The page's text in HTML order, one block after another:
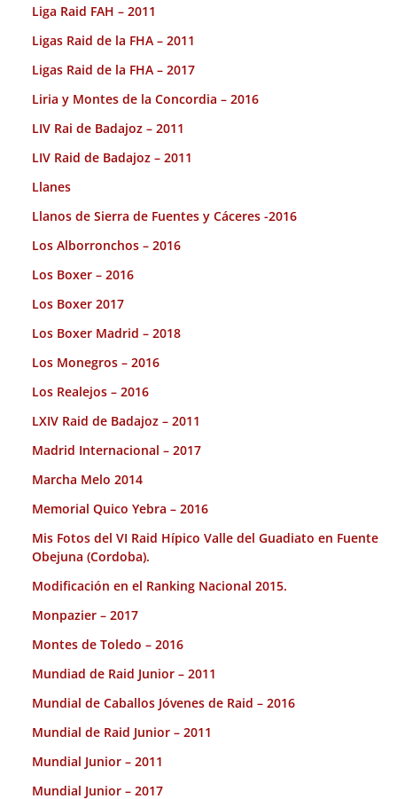
Liga Raid FAH – 2011
Ligas Raid de la FHA – 2011
Ligas Raid de la FHA – 2017
Liria y Montes de la Concordia – 2016
LIV Rai de Badajoz – 2011
LIV Raid de Badajoz – 2011
Llanes
Llanos de Sierra de Fuentes y Cáceres -2016
Los Alborronchos – 2016
Los Boxer – 2016
Los Boxer 2017
Los Boxer Madrid – 2018
Los Monegros – 2016
Los Realejos – 2016
LXIV Raid de Badajoz – 2011
Madrid Internacional – 2017
Marcha Melo 2014
Memorial Quico Yebra – 2016
Mis Fotos del VI Raid Hípico Valle del Guadiato en Fuente
Obejuna (Cordoba).
Modificación en el Ranking Nacional 2015.
Monpazier – 2017
Montes de Toledo – 2016
Mundiad de Raid Junior – 2011
Mundial de Caballos Jóvenes de Raid – 2016
Mundial de Raid Junior – 2011
Mundial Junior – 2011
Mundial Junior – 2017